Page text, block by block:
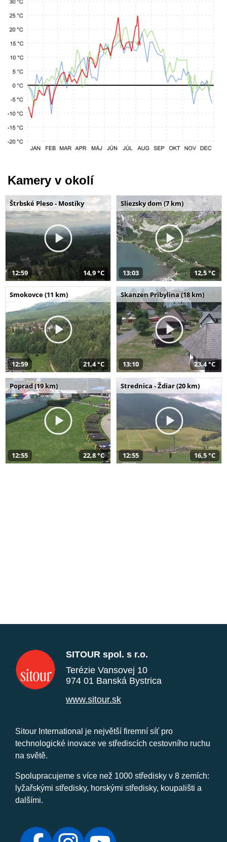
Kamery v okolí
Štrbské Pleso - Mostíky
12:59 14,9 °C
Sliezsky dom (7 km)
13:03 12,5 °C
Smokovce (11 km)
12:59 21,4 °C
Skanzen Pribylina (18 km)
13:10 23,4 °C
Poprad (19 km)
12:55 22,8 °C
Strednica - Ždiar (20 km)
12:55 16,5 °C
SITOUR spol. s r.o.
Terézie Vansovej 10
974 01 Banská Bystrica
www.sitour.sk
Sitour International je největší firemní síť pro
technologické inovace ve střediscích cestovního ruchu
na světě.
Spolupracujeme s více než 1000 středisky v 8 zemích:
lyžařskými středisky, horskými středisky, koupališti a
dalšími.